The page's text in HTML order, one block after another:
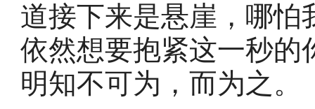
道接下来是悬崖，哪怕
依然想要抱紧这一秒
明知不可为，而为之。